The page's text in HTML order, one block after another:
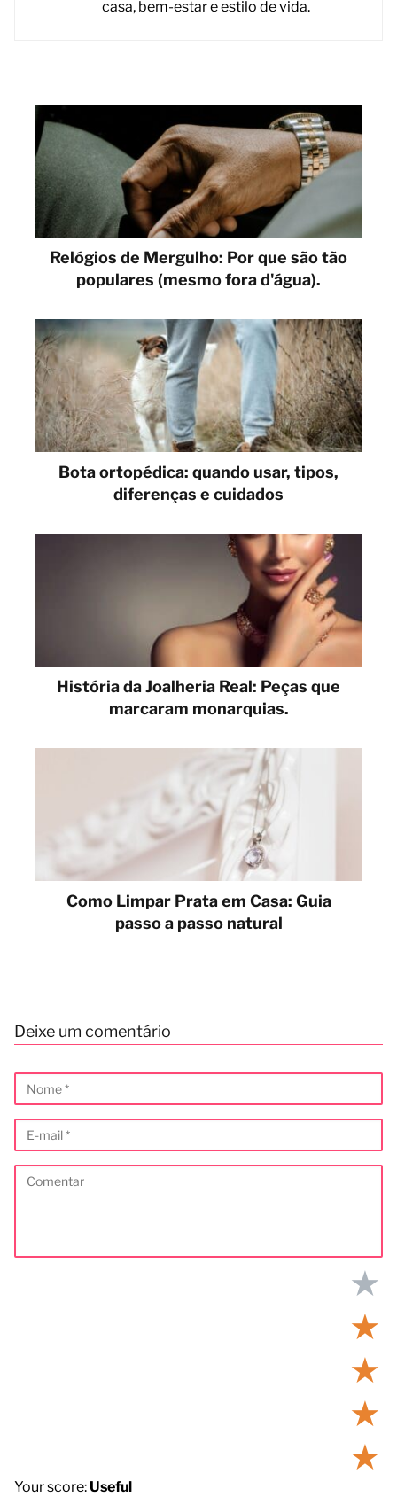
casa, bem-estar e estilo de vida.
Relógios de Mergulho: Por que são tão
populares (mesmo fora d'água).
Bota ortopédica: quando usar, tipos,
diferenças e cuidados
História da Joalheria Real: Peças que
marcaram monarquias.
Como Limpar Prata em Casa: Guia
passo a passo natural
Deixe um comentário
★
★
★
★
★
Your score: Useful